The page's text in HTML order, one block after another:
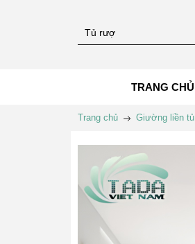
TRANG CHỦ
Trang chủ Giường liền tủ